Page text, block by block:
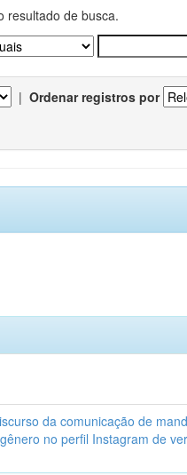
resultado de busca.
| Ordenar registros por
da comunicação de
no perfil Instagram de